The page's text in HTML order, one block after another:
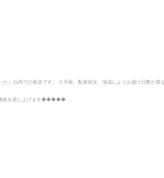
た）以内での発送です。 ※天候、配達状況、地域によりお届け日数が異な
絡を差し上げます◆◆◆◆◆